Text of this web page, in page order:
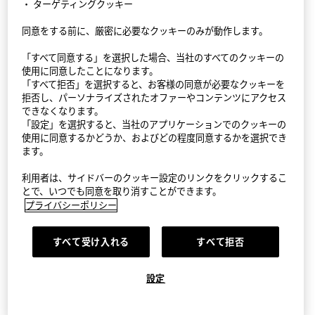
StyleHint アプリ
利用規約
プライバシーポリシー（外部送信ポリシーを含む）
サイトマップ
お問い合わせ
会社概要
©FAST RETAILING CO., LTD.
・ ターゲティングクッキー
同意をする前に、厳密に必要なクッキーのみが動作します。
「すべて同意する」を選択した場合、当社のすべてのクッキーの
使用に同意したことになります。
「すべて拒否」を選択すると、お客様の同意が必要なクッキーを
拒否し、パーソナライズされたオファーやコンテンツにアクセス
できなくなります。
「設定」を選択すると、当社のアプリケーションでのクッキーの
使用に同意するかどうか、およびどの程度同意するかを選択でき
ます。
利用者は、サイドバーのクッキー設定のリンクをクリックするこ
とで、いつでも同意を取り消すことができます。
プライバシーポリシー
すべて受け入れる すべて拒否
設定